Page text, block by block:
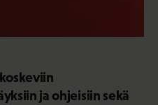
ja ohjeisiin sekä